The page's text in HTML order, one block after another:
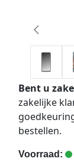
Bent u
zakelijke
bestellen.
Voorraad: